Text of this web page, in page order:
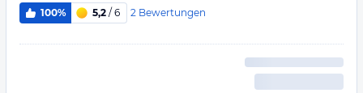
100% 5,2 / 6 2 Bewertungen